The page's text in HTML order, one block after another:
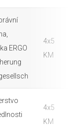
ERGO
4x5
KM
4x5
KM